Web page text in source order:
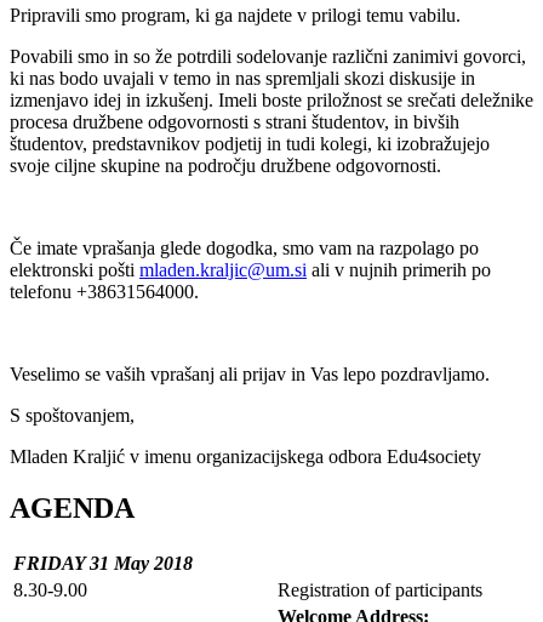
Pripravili smo program, ki ga najdete v prilogi temu vabilu.
Povabili smo in so že potrdili sodelovanje različni zanimivi govorci,
ki nas bodo uvajali v temo in nas spremljali skozi diskusije in
izmenjavo idej in izkušenj. Imeli boste priložnost se srečati deležnike
procesa družbene odgovornosti s strani študentov, in bivših
študentov, predstavnikov podjetij in tudi kolegi, ki izobražujejo
svoje ciljne skupine na področju družbene odgovornosti.
Če imate vprašanja glede dogodka, smo vam na razpolago po
elektronski pošti mladen.kraljic@um.si ali v nujnih primerih po
telefonu +38631564000.
Veselimo se vaših vprašanj ali prijav in Vas lepo pozdravljamo.
S spoštovanjem,
Mladen Kraljić v imenu organizacijskega odbora Edu4society
AGENDA
FRIDAY 31 May 2018
8.30-9.00
Registration of participants
Welcome Address: